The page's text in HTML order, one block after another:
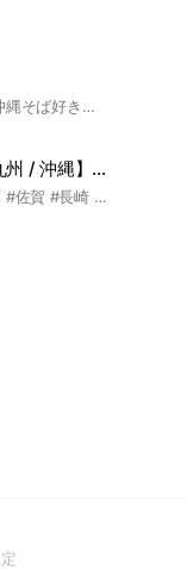
らーめんには負けないぞ！沖縄そば好き、沖縄そばについて調べたい人あつまれー！
花火穴場スポット🌻 【九州 / 沖縄】九州 福岡 佐賀 長崎 熊本 大分 宮崎 鹿児島 沖縄
花火 #花火 #九州地方 #福岡 #佐賀 #長崎 #熊本 #大分 #宮崎 #鹿児島 #沖縄 #穴場 #写真 #スポット
(Open